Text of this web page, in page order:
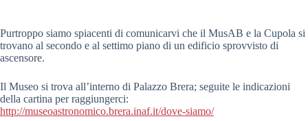
Purtroppo siamo spiacenti di comunicarvi che il MusAB e la Cupola si
trovano al secondo e al settimo piano di un edificio sprovvisto di
ascensore.
Il Museo si trova all’interno di Palazzo Brera; seguite le indicazioni
della cartina per raggiungerci:
http://museoastronomico.brera.inaf.it/dove-siamo/